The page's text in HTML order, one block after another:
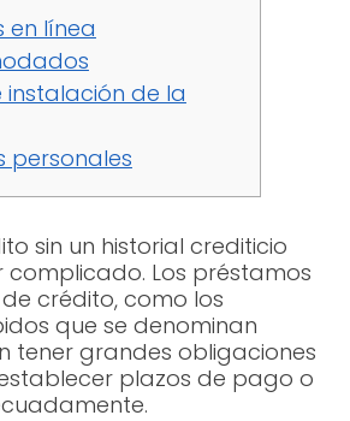
en línea
de la
personales
sin un historial crediticio
complicado. Los préstamos
crédito, como los
que se denominan
tener grandes obligaciones
plazos de pago o